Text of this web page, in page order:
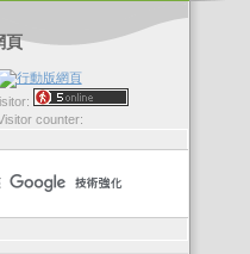
頁
counter: